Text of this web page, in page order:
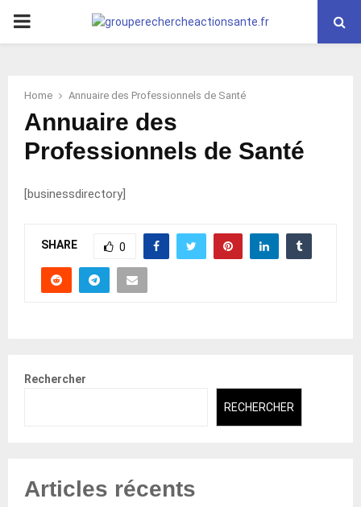
PRIMARY
Home Annuaire des Professionnels de Santé
Annuaire des
Professionnels de Santé
[businessdirectory]
SHARE 0
Rechercher
RECHERCHER
Articles récents